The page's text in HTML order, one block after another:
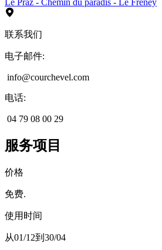
Le Praz - Chemin du paradis - Le Freney
联系我们
电子邮件:
info@courchevel.com
电话:
04 79 08 00 29
服务项目
价格
免费.
使用时间
从01/12到30/04